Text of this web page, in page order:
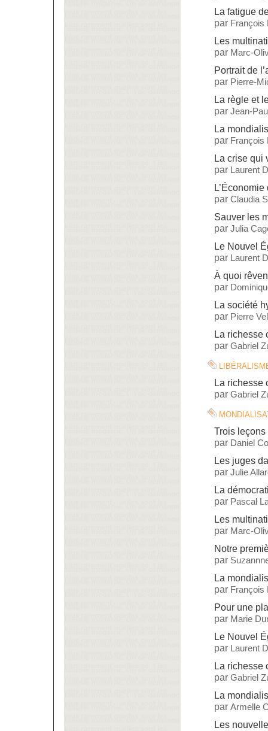
La fatigue
par François
Les
par Marc-
Portrait de
par Pierre-
La règle et
par Jean-
La
par François
La crise qui
par Laurent
par Claudia
Sauver les
par Julia
Le Nouvel
par Laurent
À quoi
par
La société
par Pierre
La richesse
par Gabriel
La richesse
par Gabriel
Trois
par Daniel
Les juges
par Julie
La
par Pascal
Les
par Marc-
Notre
par
La
par François
Pour une
par Marie
Le Nouvel
par Laurent
La richesse
par Gabriel
La
par Armelle
Les